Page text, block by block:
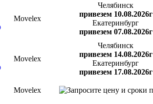
Movelex
Челябинск
привезем 10.08.2026г
Екатеринбург
привезем 07.08.2026г
Movelex
Челябинск
привезем 14.08.2026г
Екатеринбург
привезем 17.08.2026г
Movelex